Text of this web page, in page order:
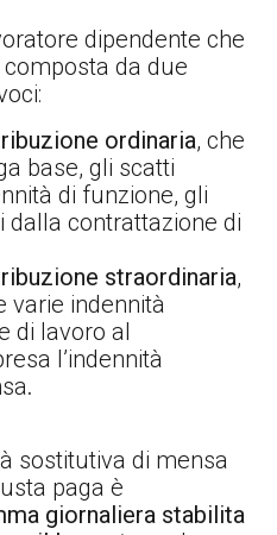
dipendente che
da due
ordinaria, che
base, gli scatti
di funzione, gli
dalla contrattazione di
straordinaria,
varie indennità
di lavoro al
l’indennità
.
sostitutiva di mensa
paga è
giornaliera stabilita